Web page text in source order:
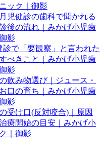
ック｜御影
児健診の歯科で聞かれる
後の流れ｜みかげ小児歯
影
診で「要観察」と言われた
べきこと｜みかげ小児歯
影
飲み物選び｜ジュース・
口の育ち｜みかげ小児歯
影
受け口(反対咬合)｜原因
療開始の目安｜みかげ小
｜御影